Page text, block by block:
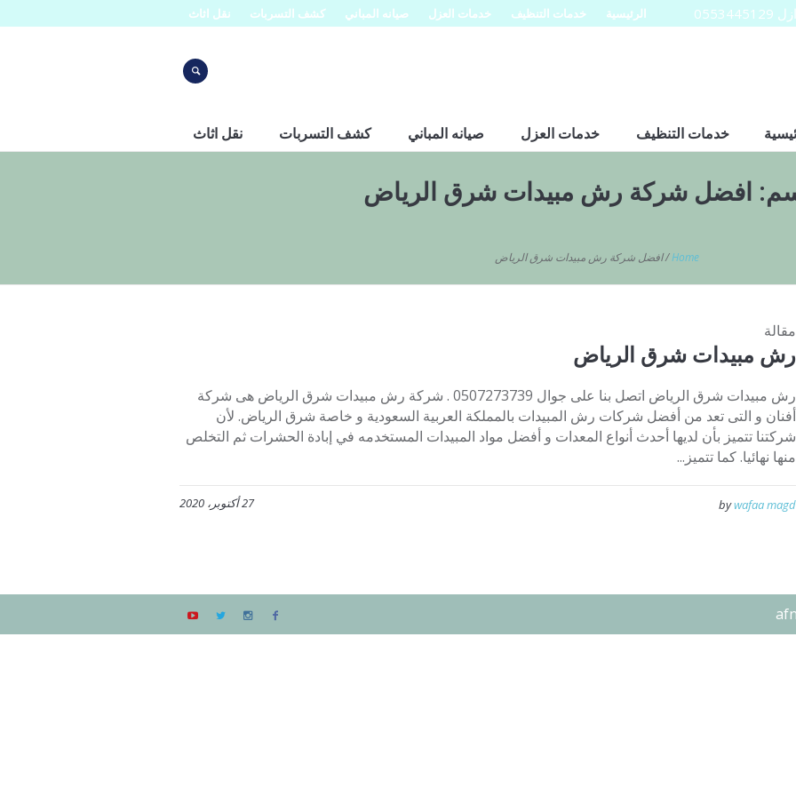
الرئيسية خدمات التنظيف خدمات العزل صيانه المباني كشف التسربات نقل اثاث
خدمات التنظيف خدمات العزل صيانه المباني كشف التسربات نقل اثاث
افضل شركة رش مبيدات شرق الرياض
Home
/افضل شركة رش مبيدات شرق الرياض
مقالة
رش مبيدات شرق الرياض
رش مبيدات شرق الرياض اتصل بنا على جوال 0507273739 . شركة رش مبيدات شرق الرياض هى شركة
أفنان و التى تعد من أفضل شركات رش المبيدات بالمملكة العربية السعودية و خاصة شرق الرياض. لأن
شركتنا تتميز بأن لديها أحدث أنواع المعدات و أفضل مواد المبيدات المستخدمه في إبادة الحشرات ثم التخلص
منها نهائيا. كما تتميز...
27 أكتوبر، 2020 bywafaa magd